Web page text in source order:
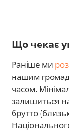
Що чекає
Раніше ми
нашим
часом.
залишиться
брутто